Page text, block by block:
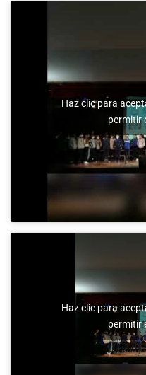
Haz clic para
permitir
Haz clic para
permitir